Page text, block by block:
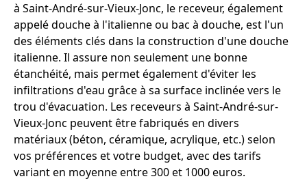
à Saint-André-sur-Vieux-Jonc, le receveur, également
appelé douche à l'italienne ou bac à douche, est l'un
des éléments clés dans la construction d'une douche
italienne. Il assure non seulement une bonne
étanchéité, mais permet également d'éviter les
infiltrations d'eau grâce à sa surface inclinée vers le
trou d'évacuation. Les receveurs à Saint-André-sur-
Vieux-Jonc peuvent être fabriqués en divers
matériaux (béton, céramique, acrylique, etc.) selon
vos préférences et votre budget, avec des tarifs
variant en moyenne entre 300 et 1000 euros.